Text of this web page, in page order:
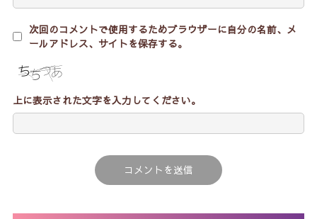
次回のコメントで使用するためブラウザーに自分の名前、メ
ールアドレス、サイトを保存する。
上に表示された文字を入力してください。